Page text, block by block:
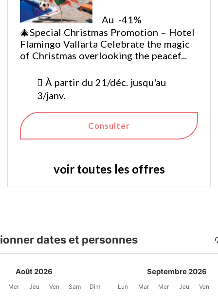
Au -41%
🎄Special Christmas Promotion – Hotel
Flamingo Vallarta Celebrate the magic
of Christmas overlooking the peacef...
À partir du 21/déc. jusqu'au
3/janv.
Consulter
voir toutes les offres
dates et personnes
Août 2026
Mer Jeu Ven Sam Dim
Septembre 2026
Lun Mar Mer Jeu Ven